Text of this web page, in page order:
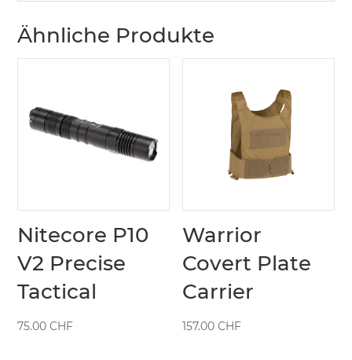
Ähnliche Produkte
Nitecore P10
V2 Precise
Tactical
75.00CHF
Warrior
Covert Plate
Carrier
157.00CHF